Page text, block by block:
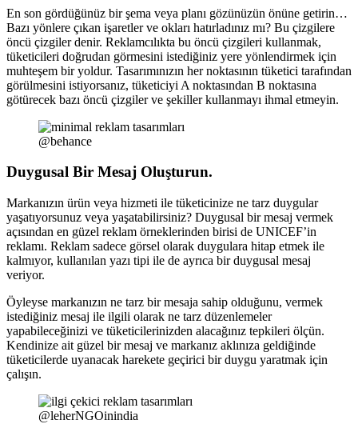
En son gördüğünüz bir şema veya planı gözünüzün önüne getirin…
Bazı yönlere çıkan işaretler ve okları hatırladınız mı? Bu çizgilere
öncü çizgiler denir. Reklamcılıkta bu öncü çizgileri kullanmak,
tüketicileri doğrudan görmesini istediğiniz yere yönlendirmek için
muhteşem bir yoldur. Tasarımınızın her noktasının tüketici tarafından
görülmesini istiyorsanız, tüketiciyi A noktasından B noktasına
götürecek bazı öncü çizgiler ve şekiller kullanmayı ihmal etmeyin.
@behance
Duygusal Bir Mesaj Oluşturun.
Markanızın ürün veya hizmeti ile tüketicinize ne tarz duygular
yaşatıyorsunuz veya yaşatabilirsiniz? Duygusal bir mesaj vermek
açısından en güzel reklam örneklerinden birisi de UNICEF’in
reklamı. Reklam sadece görsel olarak duygulara hitap etmek ile
kalmıyor, kullanılan yazı tipi ile de ayrıca bir duygusal mesaj
veriyor.
Öyleyse markanızın ne tarz bir mesaja sahip olduğunu, vermek
istediğiniz mesaj ile ilgili olarak ne tarz düzenlemeler
yapabileceğinizi ve tüketicilerinizden alacağınız tepkileri ölçün.
Kendinize ait güzel bir mesaj ve markanız aklınıza geldiğinde
tüketicilerde uyanacak harekete geçirici bir duygu yaratmak için
çalışın.
@leherNGOinindia